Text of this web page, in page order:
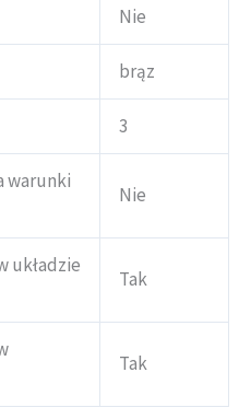
Nie
brąz
3
warunki
Nie
układzie
Tak
Tak